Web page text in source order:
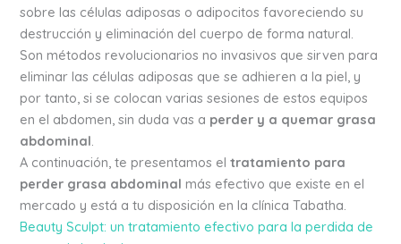
sobre las células adiposas o adipocitos favoreciendo su
destrucción y eliminación del cuerpo de forma natural.
Son métodos revolucionarios no invasivos que sirven para
eliminar las células adiposas que se adhieren a la piel, y
por tanto, si se colocan varias sesiones de estos equipos
en el abdomen, sin duda vas a perder y a quemar grasa
abdominal.
A continuación, te presentamos eltratamiento para
perder grasa abdominal más efectivo que existe en el
mercado y está a tu disposición en la clínica Tabatha.
Beauty Sculpt: un tratamiento efectivo para la perdida de